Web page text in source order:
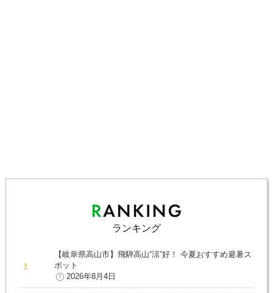
ランキング
【岐阜県高山市】飛騨高山“涼”好！ 今夏おすすめ避暑ス
ポット
2026年8月4日